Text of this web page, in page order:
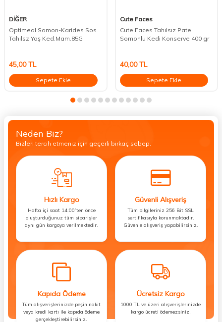
DİĞER
Optimeal Somon-Karides Sos
Tahılsz Yaş Ked.Mam.85G
45,00TL
Sepete Ekle
Cute Faces
Cute Faces Tahılsız Pate
Somonlu Kedi Konserve 400 gr
40,00TL
Sepete Ekle
Neden Biz?
Bizleri tercih etmeniz için geçerli birkaç sebep.
Hızlı Kargo
Hafta içi saat 14:00’ten önce
oluşturduğunuz tüm siparişler
aynı gün kargoya verilmektedir.
Güvenli Alışveriş
Tüm bilgileriniz 256 Bit SSL
sertifikasıyla korunmaktadır.
Güvenle alışveriş yapabilirsiniz.
Kapıda Ödeme
Tüm alışverişlerinizde peşin nakit
veya kredi kartı ile kapıda ödeme
gerçekleştirebilirsiniz.
Ücretsiz Kargo
1000 TL ve üzeri alışverişlerinizde
kargo ücreti ödemezsiniz.